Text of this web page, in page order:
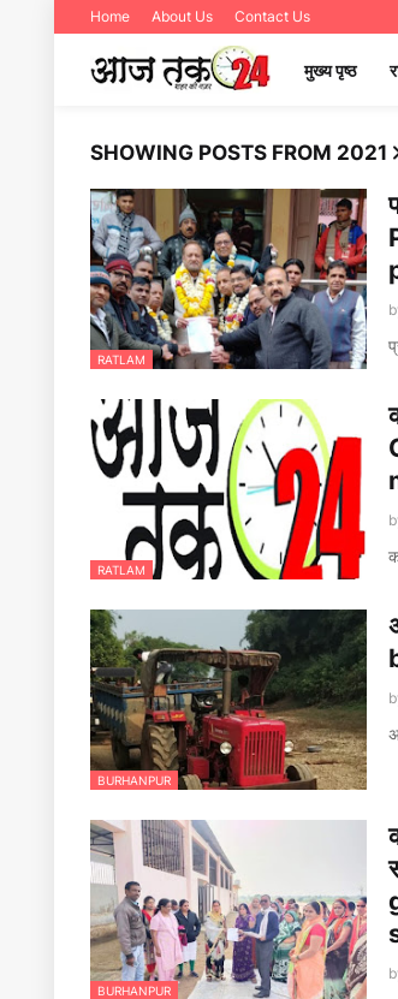
Home About Us Contact Us
मुख्य पृष्ठ
SHOWING POSTS FROM 2021
RATLAM
RATLAM
BURHANPUR
BURHANPUR